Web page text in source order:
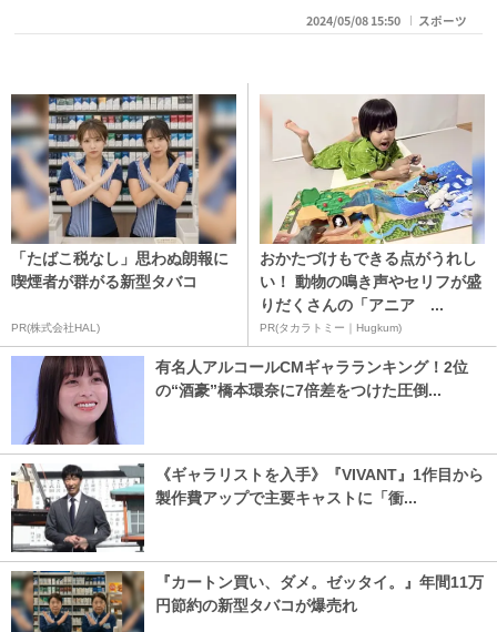
2024/05/08 15:50 スポーツ
「たばこ税なし」思わぬ朗報に
喫煙者が群がる新型タバコ
PR(株式会社HAL)
おかたづけもできる点がうれし
い！ 動物の鳴き声やセリフが盛
りだくさんの「アニア ...
PR(タカラトミー｜Hugkum)
有名人アルコールCMギャラランキング！2位
の“酒豪”橋本環奈に7倍差をつけた圧倒...
《ギャラリストを入手》『VIVANT』1作目から
製作費アップで主要キャストに「衝...
『カートン買い、ダメ。ゼッタイ。』年間11万
円節約の新型タバコが爆売れ